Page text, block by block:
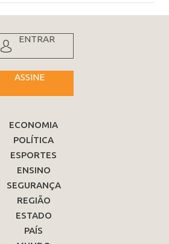
ENTRAR
ASSINE
ECONOMIA
POLÍTICA
ESPORTES
ENSINO
SEGURANÇA
REGIÃO
ESTADO
PAÍS